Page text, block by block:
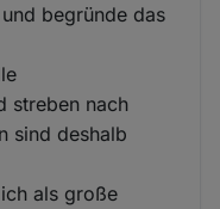
begründe das
streben nach
sind deshalb
als große